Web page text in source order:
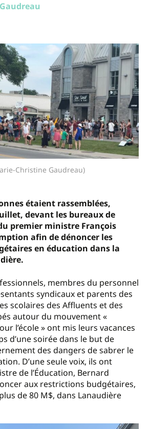
Christine Gaudreau)
étaient rassemblées,
devant les bureaux de
premier ministre François
afin de dénoncer les
en éducation dans la
membres du personnel
syndicaux et parents des
scolaires des Affluents et des
autour du mouvement «
l’école » ont mis leurs vacances
d’une soirée dans le but de
des dangers de sabrer le
D’une seule voix, ils ont
de l’Éducation, Bernard
aux restrictions budgétaires,
de 80 M$, dans Lanaudière